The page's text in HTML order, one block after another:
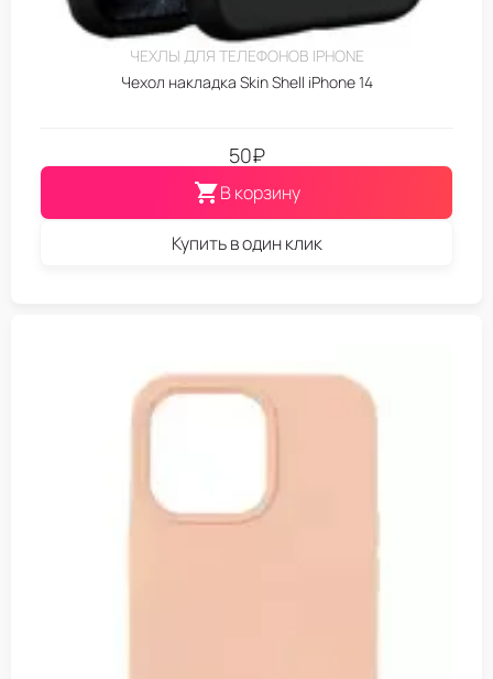
ЧЕХЛЫ ДЛЯ ТЕЛЕФОНОВ IPHONE
Чехол накладка Skin Shell iPhone 14
50₽
В корзину
Купить в один клик